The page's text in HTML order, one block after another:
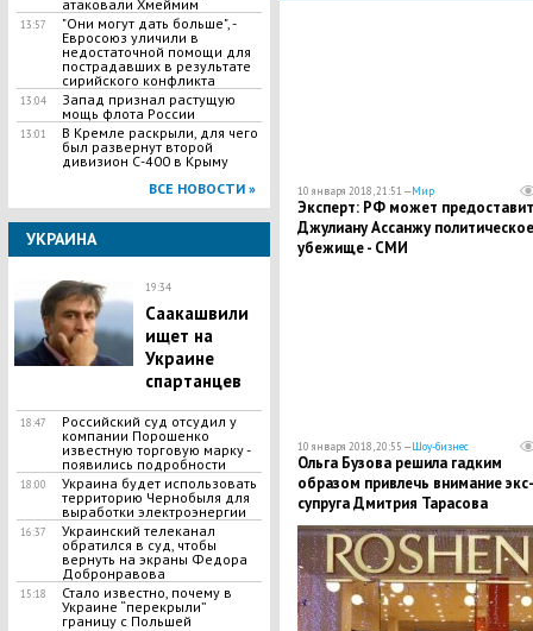
атаковали Хмеймим
13:57
"Они могут дать больше", -
Евросоюз уличили в
недостаточной помощи для
пострадавших в результате
сирийского конфликта
13:04
Запад признал растущую
мощь флота России
13:01
В Кремле раскрыли, для чего
был развернут второй
дивизион С-400 в Крыму
ВСЕ НОВОСТИ »
УКРАИНА
19:34
Саакашвили
ищет на
Украине
спартанцев
18:47
Российский суд отсудил у
компании Пopoшенко
известную тopговую мapкy -
появились подробности
18:00
Украина будет использовать
территорию Чернобыля для
выработки электроэнергии
16:37
Украинский телеканал
обратился в суд, чтобы
вернуть на экраны Федора
Добронравова
15:18
Стало известно, почему в
Украине “перекрыли”
границу с Польшей
10 января 2018, 21:51 —Мир
Эксперт: РФ может
Джулиану Ассанжу политическое
убежище - СМИ
10 января 2018, 20:55 —Шоу-бизнес
​Ольга Бузова решила гадким
образом привлечь внимание экс-
супруга Дмитрия Тарасова